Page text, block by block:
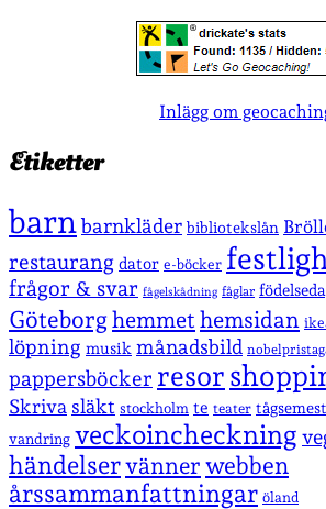
Inlägg om
Etiketter
barnbarnkläder bibliotekslån
restaurang dator e-böcker
frågor & svar fågelskådning fåglar
Göteborghemmet hemsidan
löpning musik månadsbild
pappersböcker resor
Skriva släkt stockholm te teater
vandring veckoincheckning
händelservänner webben
årssammanfattningar öland